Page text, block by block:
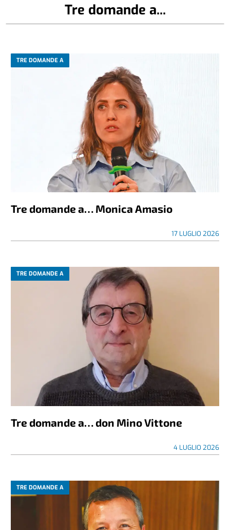
Tre domande a...
TRE DOMANDE A
Tre domande a… Monica Amasio
17 LUGLIO 2026
TRE DOMANDE A
Tre domande a… don Mino Vittone
4 LUGLIO 2026
TRE DOMANDE A